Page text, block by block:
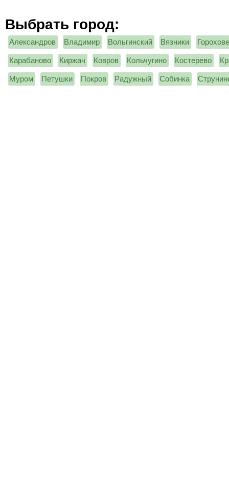
Выбрать город:
Александров Владимир Вольгинский Вязники
Карабаново Киржач Ковров Кольчугино Костерево
Муром Петушки Покров Радужный Собинка